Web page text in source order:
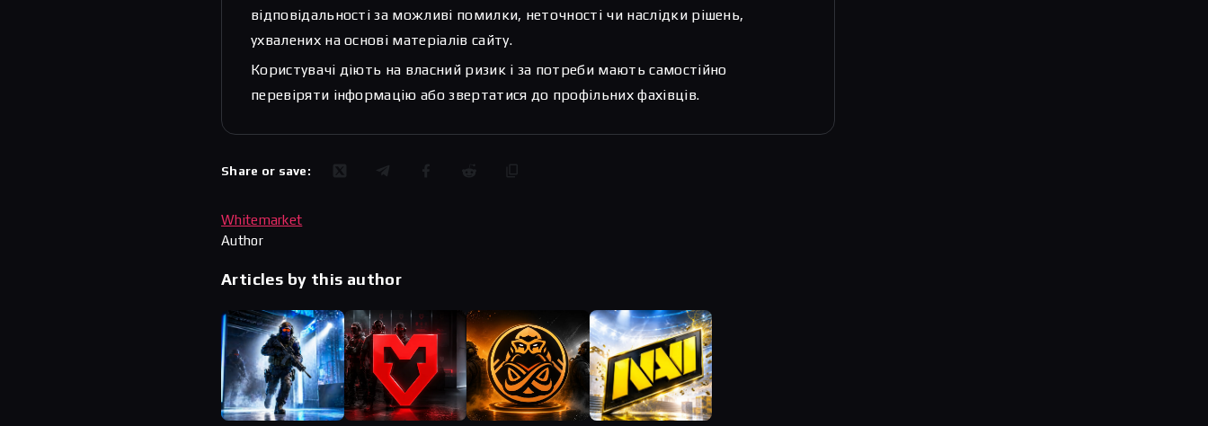
відповідальності за можливі помилки, неточності чи наслідки рішень,
ухвалених на основі матеріалів сайту.
Користувачі діють на власний ризик і за потреби мають самостійно
перевіряти інформацію або звертатися до профільних фахівців.
Share or save:
Whitemarket
Author
Articles by this author